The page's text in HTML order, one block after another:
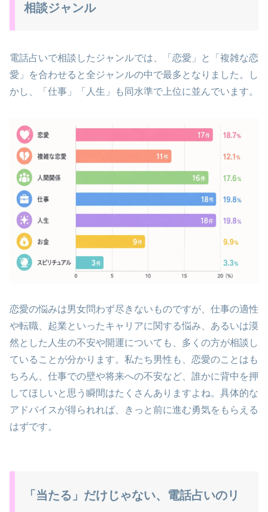
相談ジャンル
電話占いで相談したジャンルでは、「恋愛」と「複雑な恋
愛」を合わせると全ジャンルの中で最多となりました。し
かし、「仕事」「人生」も同水準で上位に並んでいます。
恋愛の悩みは男女問わず尽きないものですが、仕事の適性
や転職、起業といったキャリアに関する悩み、あるいは漠
然とした人生の不安や開運についても、多くの方が相談し
ていることが分かります。私たち男性も、恋愛のことはも
ちろん、仕事での壁や将来への不安など、誰かに背中を押
してほしいと思う瞬間はたくさんありますよね。具体的な
アドバイスが得られれば、きっと前に進む勇気をもらえる
はずです。
「当たる」だけじゃない、電話占いのリ